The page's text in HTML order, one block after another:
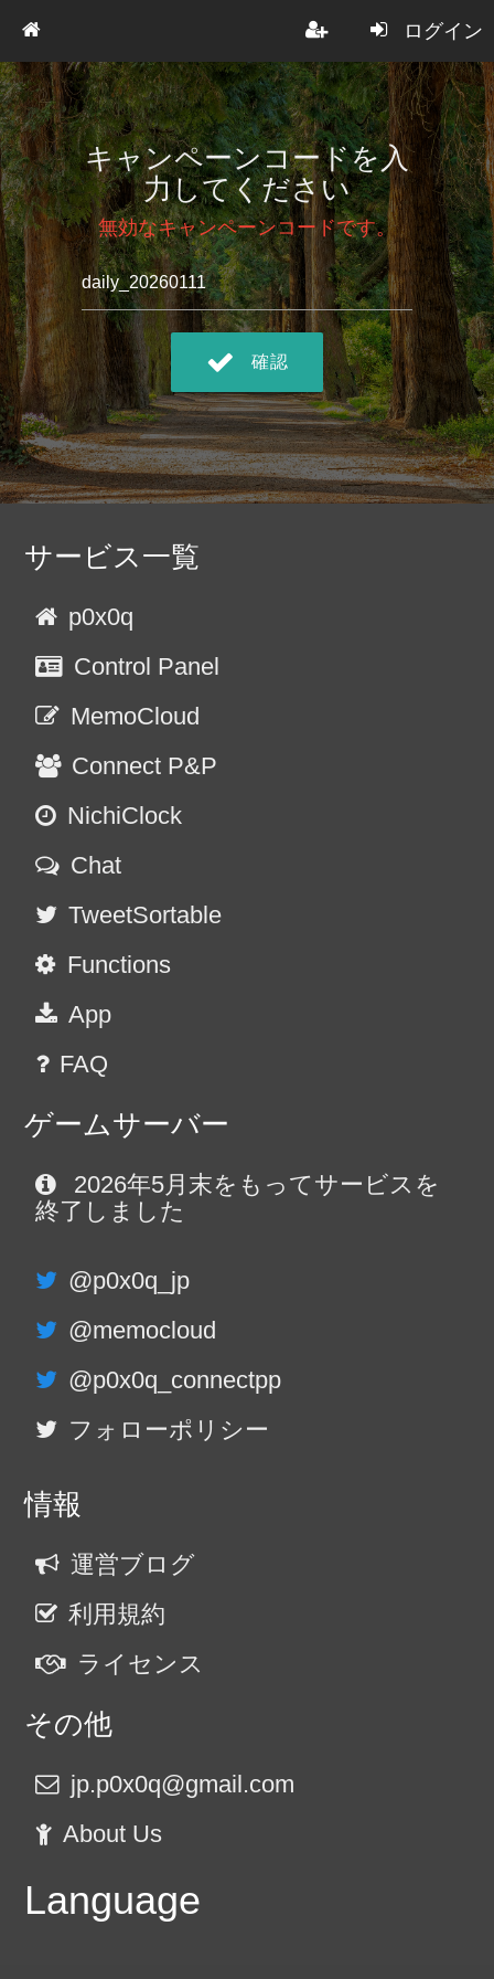
ログイン
キャンペーンコードを入
力してください
無効なキャンペーンコードです。
確認
サービス一覧
p0x0q
Control Panel
MemoCloud
Connect P&P
NichiClock
Chat
TweetSortable
Functions
App
FAQ
ゲームサーバー
2026年5月末をもってサービスを
終了しました
@p0x0q_jp
@memocloud
@p0x0q_connectpp
フォローポリシー
情報
運営ブログ
利用規約
ライセンス
その他
jp.p0x0q@gmail.com
About Us
Language